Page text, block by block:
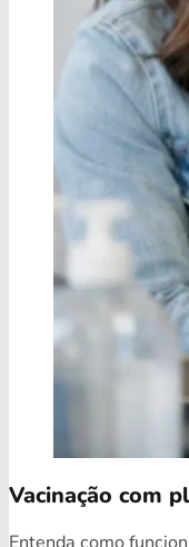
Vacinação com